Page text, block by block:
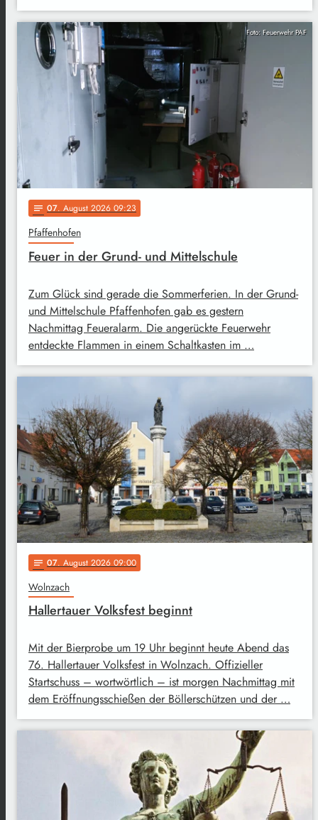
Foto: Feuerwehr PAF
notes 07. August 2026 09:23
Pfaffenhofen
Feuer in der Grund- und Mittelschule
Zum Glück sind gerade die Sommerferien. In der Grund-
und Mittelschule Pfaffenhofen gab es gestern
Nachmittag Feueralarm. Die angerückte Feuerwehr
entdeckte Flammen in einem Schaltkasten im …
notes 07. August 2026 09:00
Wolnzach
Hallertauer Volksfest beginnt
Mit der Bierprobe um 19 Uhr beginnt heute Abend das
76. Hallertauer Volksfest in Wolnzach. Offizieller
Startschuss – wortwörtlich – ist morgen Nachmittag mit
dem Eröffnungsschießen der Böllerschützen und der …